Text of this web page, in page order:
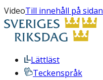
VideoTill innehåll på sidan
Lättläst
Teckenspråk